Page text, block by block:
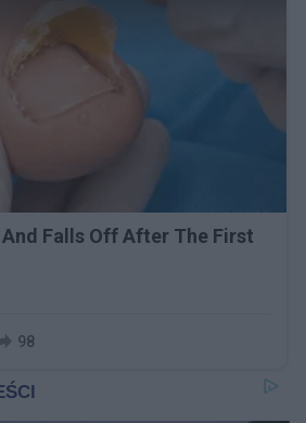
And Falls Off After The First
98